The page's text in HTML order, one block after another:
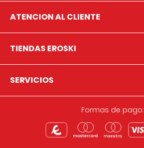
ATENCION AL CLIENTE
TIENDAS EROSKI
SERVICIOS
Formas de pago: